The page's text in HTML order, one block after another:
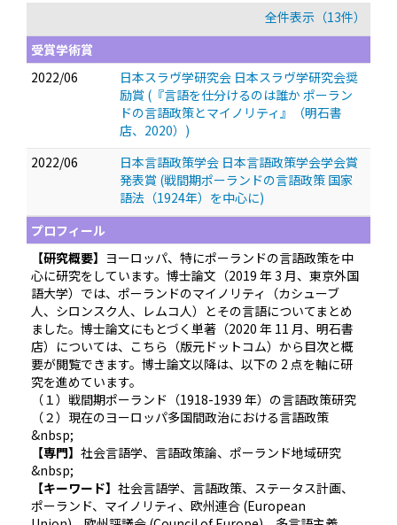
全件表示（13件）
受賞学術賞
2022/06
日本スラヴ学研究会 日本スラヴ学研究会奨
励賞 (『言語を仕分けるのは誰か ポーラン
ドの言語政策とマイノリティ』（明石書
店、2020）)
2022/06
日本言語政策学会 日本言語政策学会学会賞
発表賞 (戦間期ポーランドの言語政策 国家
語法（1924年）を中心に)
プロフィール
【研究概要】 ヨーロッパ、特にポーランドの言語政策を中
心に研究をしています。博士論文（2019 年 3 月、東京外国
語大学）では、ポーランドのマイノリティ（カシューブ
人、シロンスク人、レムコ人）とその言語についてまとめ
ました。博士論文にもとづく単著（2020 年 11 月、明石書
店）については、こちら（版元ドットコム）から目次と概
要が閲覧できます。博士論文以降は、以下の 2 点を軸に研
究を進めています。
（１）戦間期ポーランド（1918-1939 年）の言語政策研究
（２）現在のヨーロッパ多国間政治における言語政策
&nbsp;
【専門】 社会言語学、言語政策論、ポーランド地域研究
&nbsp;
【キーワード】 社会言語学、言語政策、ステータス計画、
ポーランド、マイノリティ、欧州連合 (European